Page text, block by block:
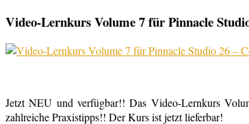
Video-Lernkurs Volume 7 für Pinnacle
Jetzt NEU und verfügbar!! Das Video-Lernkurs
zahlreiche Praxistipps!! Der Kurs ist jetzt lieferbar!